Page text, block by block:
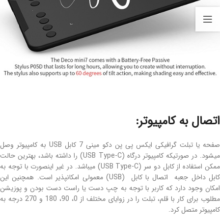
اتصال به کامپیوتر:
صفحه یا تبلت گرافیکی ایکس پی پن دکو مینی 7 کابل USB به کامپیوتر وصل
میشود. در صورتیکه کامپیوتر درگاه (USB Type-C) را داشته باشد، بهترین حالت
ممکن استفاده از کابل دو سر (USB Type-C) میباشد. در غیر اینصورت با توجه به
کابل داخل جعبه اتصال با کابل (USB) معمولی امکانپذیر است. همچنین این
امکان وجود دارد که کاربر با توجه به چپ دست یا راست دست بودن و پوزیشن
مطلوب برای کار با قلم، تبلت را در زوایای مختلف از 0، 90، 180 و 270 درجه به
کامپیوتر متصل کرد.